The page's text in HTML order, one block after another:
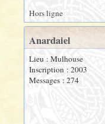
Hors ligne
Anardaiel
Lieu : Mulhouse
Inscription : 2003
Messages : 274